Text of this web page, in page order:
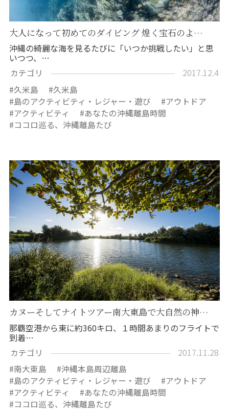
大人になって初めてのダイビング 煌く宝石のよ…
沖縄の綺麗な海を見るたびに「いつか挑戦したい」と思
いつつ、…
カテゴリ
2017.12.4
久米島
久米島
島のアクティビティ・レジャー・遊び
アウトドア
アクティビティ
あなたの沖縄離島時間
ココロ巡る、沖縄離島たび
カヌーそしてナイトツアー南大東島で大自然の神…
那覇空港から東に約360キロ、１時間あまりのフライトで
到着…
カテゴリ
2017.11.28
南大東島
沖縄本島周辺離島
島のアクティビティ・レジャー・遊び
アウトドア
アクティビティ
あなたの沖縄離島時間
ココロ巡る、沖縄離島たび